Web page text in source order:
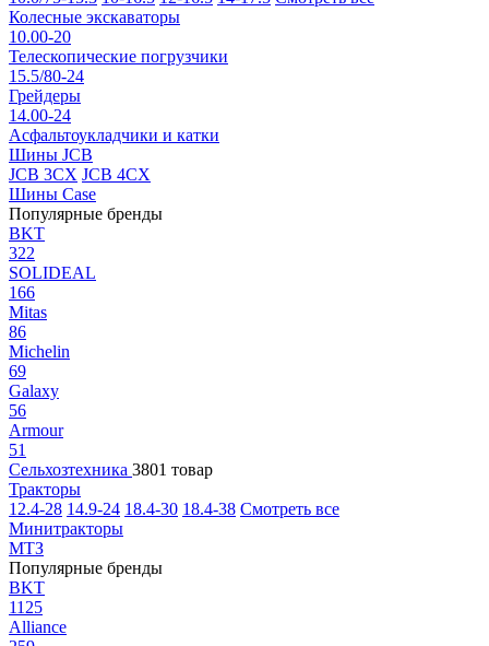
Колесные экскаваторы
10.00-20
Телескопические погрузчики
15.5/80-24
Грейдеры
14.00-24
Асфальтоукладчики и катки
Шины JCB
JCB 3CX JCB 4CX
Шины Case
Популярные бренды
BKT
322
SOLIDEAL
166
Mitas
86
Michelin
69
Galaxy
56
Armour
51
Сельхозтехника 3801 товар
Тракторы
12.4-28 14.9-24 18.4-30 18.4-38 Смотреть все
Минитракторы
МТЗ
Популярные бренды
BKT
1125
Alliance